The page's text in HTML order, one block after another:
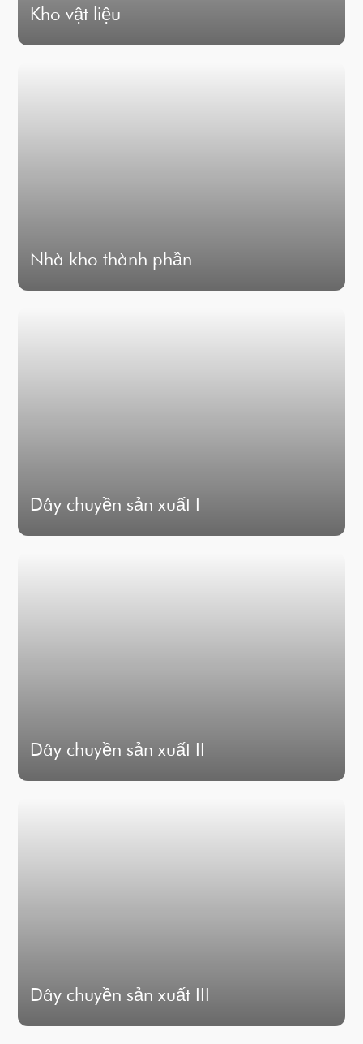
Kho vật liệu
Nhà kho thành phần
Dây chuyền sản xuất I
Dây chuyền sản xuất II
Dây chuyền sản xuất III